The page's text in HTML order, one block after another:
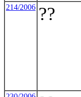
214/2006 ??